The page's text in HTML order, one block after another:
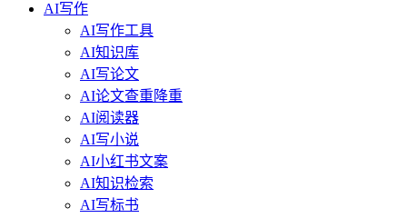
AI写作
AI写作工具
AI知识库
AI写论文
AI论文查重降重
AI阅读器
AI写小说
AI小红书文案
AI知识检索
AI写标书